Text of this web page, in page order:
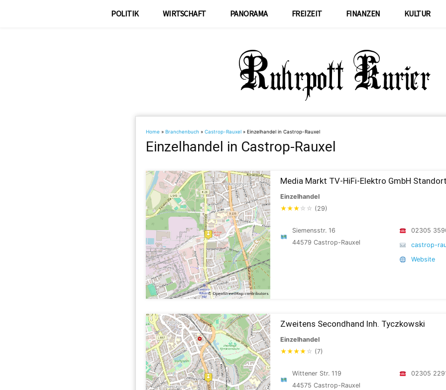
POLITIK WIRTSCHAFT PANORAMA FREIZEIT FINANZEN KULTUR
Home » Branchenbuch » Castrop-Rauxel » Einzelhandel in Castrop-Rauxel
Einzelhandel in Castrop-Rauxel
Media Markt TV-HiFi-Elektro GmbH
Einzelhandel
★★★ ☆ ☆ (29)
Siemensstr. 16
44579 Castrop-Rauxel
02305
castrop-
Website
Zweitens Secondhand Inh. Tyczkowski
Einzelhandel
★★★★ ☆ (7)
Wittener Str. 119
44575 Castrop-Rauxel
02305